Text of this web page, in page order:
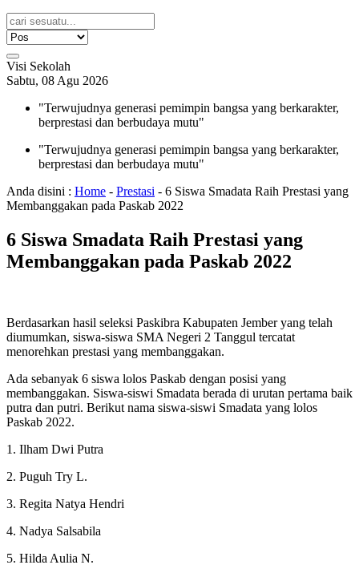
Visi Sekolah
Sabtu, 08 Agu 2026
"Terwujudnya generasi pemimpin bangsa yang berkarakter,
berprestasi dan berbudaya mutu"
"Terwujudnya generasi pemimpin bangsa yang berkarakter,
berprestasi dan berbudaya mutu"
Anda disini : Home - Prestasi - 6 Siswa Smadata Raih Prestasi yang
Membanggakan pada Paskab 2022
6 Siswa Smadata Raih Prestasi yang
Membanggakan pada Paskab 2022
Berdasarkan hasil seleksi Paskibra Kabupaten Jember yang telah
diumumkan, siswa-siswa SMA Negeri 2 Tanggul tercatat
menorehkan prestasi yang membanggakan.
Ada sebanyak 6 siswa lolos Paskab dengan posisi yang
membanggakan. Siswa-siswi Smadata berada di urutan pertama baik
putra dan putri. Berikut nama siswa-siswi Smadata yang lolos
Paskab 2022.
1. Ilham Dwi Putra
2. Puguh Try L.
3. Regita Natya Hendri
4. Nadya Salsabila
5. Hilda Aulia N.